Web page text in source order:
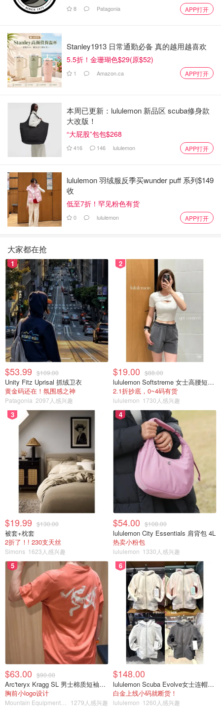
8 Patagonia APP打开
Stanley1913 日常通勤必备 真的越用越喜欢
5.5折！金珊瑚色$29(原$52)
1 Amazon.ca APP打开
本周已更新：lululemon 新品区 scuba修身款
大改版！
“大屁股”包包$268
416 146 lululemon APP打开
lululemon 羽绒服反季买wunder puff 系列$149
收
低至7折！罕见粉色有货
0 lululemon APP打开
大家都在抢
1
$53.99 $109.00
Unity Fitz Uprisal 抓绒卫衣
黄金码还在！氛围感之神
Patagonia 2097人感兴趣
2
$19.00 $88.00
lululemon Softstreme 女士高腰短裤 10cm
2.1折抄底，0~4码有货
lululemon 1730人感兴趣
3
$19.99 $130.00
被套+枕套
2折了！! 230支天丝
Simons 1623人感兴趣
4
$54.00 $108.00
lululemon City Essentials 肩背包 4L
热卖小粉包
lululemon 1330人感兴趣
5
$63.00 $90.00
Arc'teryx Kragg SL 男士棉质短袖T恤
胸前小logo设计
1279人感兴趣
6
$148.00
lululemon Scuba Evolve女士连帽卫衣 全拉链
白金上线小码就断货！
lululemon 1260人感兴趣